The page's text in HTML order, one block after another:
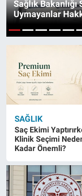
Sağlık Bakanlığı
Uymayanlar
1
SAĞLIK
Saç Ekimi
Klinik Seçimi
Kadar Önemli?